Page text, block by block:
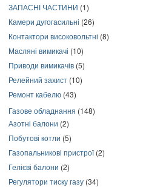
ЗАПАСНІ ЧАСТИНИ (1)
Камери дугогасильні (26)
Контактори високовольтні (8)
Масляні вимикачі (10)
Приводи вимикачів (5)
Релейний захист (10)
Ремонт кабелю (43)
Газове обладнання (148)
Азотні балони (2)
Побутові котли (5)
Газопальникові пристрої(2)
Гелієві балони (2)
Регулятори тиску газу (34)